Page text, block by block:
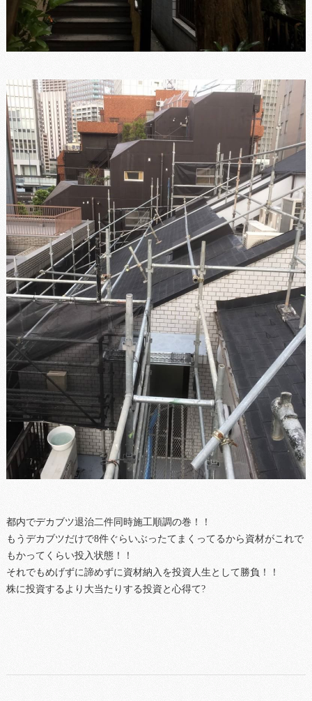
都内でデカブツ退治二件同時施工順調の巻！！
もうデカブツだけで8件ぐらいぶったてまくってるから資材がこれで
もかってくらい投入状態！！
それでもめげずに諦めずに資材納入を投資人生として勝負！！
株に投資するより大当たりする投資と心得て?